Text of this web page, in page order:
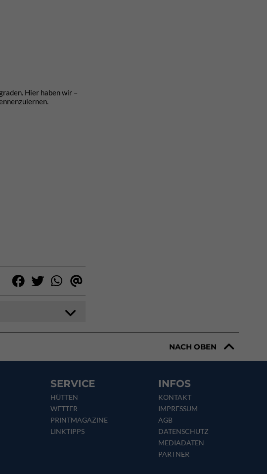
Hier haben wir –
NACH OBEN
SERVICE
HÜTTEN
WETTER
PRINTMAGAZINE
LINKTIPPS
INFOS
KONTAKT
IMPRESSUM
AGB
DATENSCHUTZ
MEDIADATEN
PARTNER